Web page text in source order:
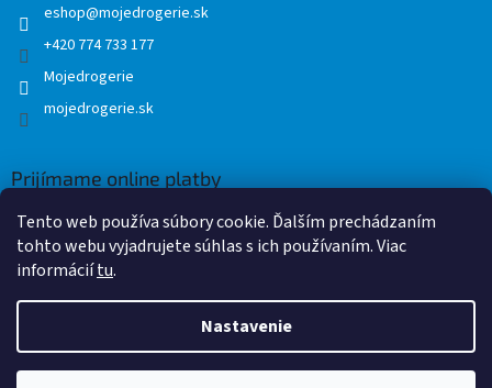
Tento web používa súbory cookie. Ďalším prechádzaním
tohto webu vyjadrujete súhlas s ich používaním. Viac
informáciítu.
Nastavenie
eshop@mojedrogerie.sk
+420 774 733 177
Mojedrogerie
mojedrogerie.sk
Prijímame online platby
Vytvoril Shoptet